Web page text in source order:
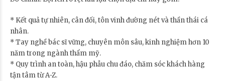
* Kết quả tự nhiên, cân đối, tôn vinh đường nét và thần thái cá
nhân.
* Tay nghề bác sĩ vững, chuyên môn sâu, kinh nghiệm hơn 10
năm trong ngành thẩm mỹ.
* Quy trình an toàn, hậu phẫu chu đáo, chăm sóc khách hàng
tận tâm từ A-Z.